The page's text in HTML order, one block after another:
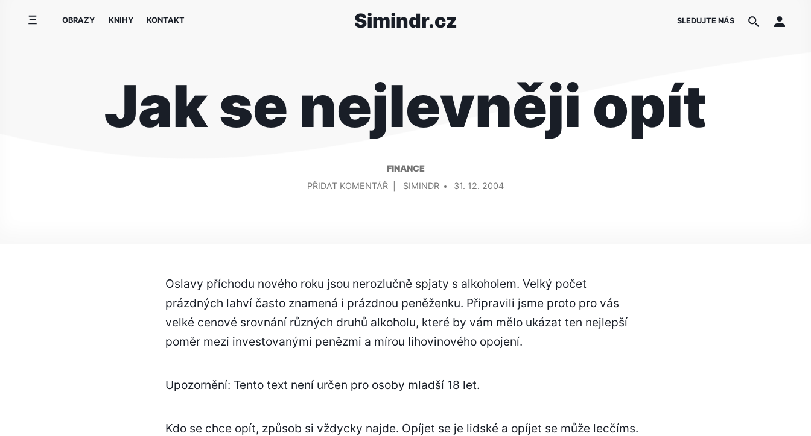
OBRAZY KNIHY KONTAKT Simindr.cz SLEDUJTE NÁS
Jak se nejlevněji opít
FINANCE
PŘIDAT KOMENTÁŘNA
PŘIDAL/A
SIMINDR 31. 12. 2004
Oslavy příchodu nového roku jsou nerozlučně spjaty s alkoholem. Velký počet
prázdných lahví často znamená i prázdnou peněženku. Připravili jsme proto pro vás
velké cenové srovnání různých druhů alkoholu, které by vám mělo ukázat ten nejlepší
poměr mezi investovanými penězmi a mírou lihovinového opojení.
Upozornění: Tento text není určen pro osoby mladší 18 let.
Kdo se chce opít, způsob si vždycky najde. Opíjet se je lidské a opíjet se může lecčíms.